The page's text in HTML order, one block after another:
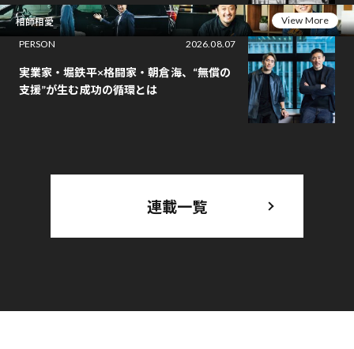
相師相愛
View More
PERSON
2026.08.07
実業家・堀鉄平×格闘家・朝倉海、“無償の
支援”が生む成功の循環とは
連載一覧